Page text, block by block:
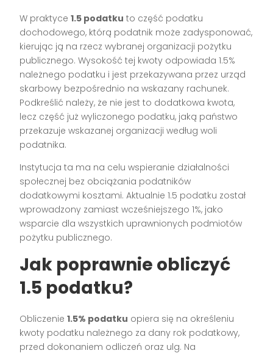
W praktyce1.5 podatku to część podatku
dochodowego, którą podatnik może zadysponować,
kierując ją na rzecz wybranej organizacji pożytku
publicznego. Wysokość tej kwoty odpowiada 1.5%
należnego podatku i jest przekazywana przez urząd
skarbowy bezpośrednio na wskazany rachunek.
Podkreślić należy, że nie jest to dodatkowa kwota,
lecz część już wyliczonego podatku, jaką państwo
przekazuje wskazanej organizacji według woli
podatnika.
Instytucja ta ma na celu wspieranie działalności
społecznej bez obciążania podatników
dodatkowymi kosztami. Aktualnie 1.5 podatku został
wprowadzony zamiast wcześniejszego 1%, jako
wsparcie dla wszystkich uprawnionych podmiotów
pożytku publicznego.
Jak poprawnie obliczyć
1.5 podatku?
Obliczenie1.5% podatku opiera się na określeniu
kwoty podatku należnego za dany rok podatkowy,
przed dokonaniem odliczeń oraz ulg. Na